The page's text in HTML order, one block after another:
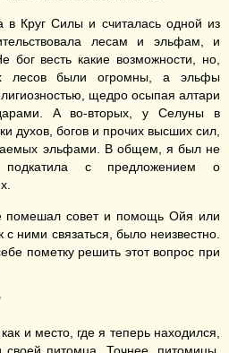
Круг Силы и считалась одной из
лесам и эльфам, и
бог весть какие возможности, но,
лесов были огромны, а эльфы
щедро осыпая алтари
А во-вторых, у Селуны в
духов, богов и прочих высших сил,
эльфами. В общем, я был не
с предложением о
помешал совет и помощь Ойя или
с ними связаться, было неизвестно.
пометку решить этот вопрос при
и место, где я теперь находился,